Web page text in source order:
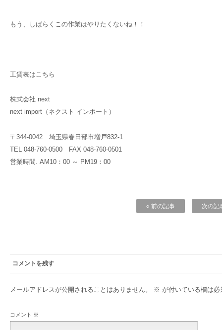
もう、しばらくこの作業はやりたくないね！！
工賃表はこちら
株式会社 next
next import（ネクスト インポート）
〒344-0042 埼玉県春日部市増戸832-1
TEL 048-760-0500 FAX 048-760-0501
営業時間. AM10：00 ～ PM19：00
« 前の記事 次の記
コメントを残す
メールアドレスが公開されることはありません。 ※ が付いている欄は必
コメント ※